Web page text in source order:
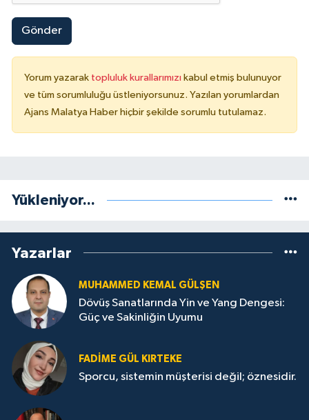
Gönder
Yorum yazarak topluluk kurallarımızı kabul etmiş bulunuyor
ve tüm sorumluluğu üstleniyorsunuz. Yazılan yorumlardan
Ajans Malatya Haber hiçbir şekilde sorumlu tutulamaz.
Yükleniyor...
Yazarlar
MUHAMMED KEMAL GÜLŞEN
Dövüş Sanatlarında Yin ve Yang Dengesi:
Güç ve Sakinliğin Uyumu
FADIME GÜL KIRTEKE
Sporcu, sistemin müşterisi değil; öznesidir.